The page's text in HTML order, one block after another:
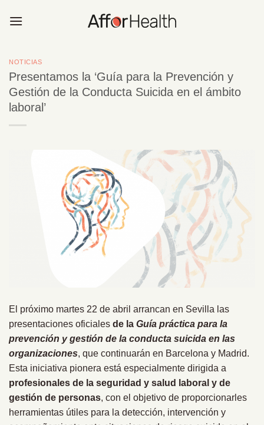
NOTICIAS
Presentamos la ‘Guía para la Prevención y
Gestión de la Conducta Suicida en el ámbito
laboral’
El próximo martes 22 de abril arrancan en Sevilla las
presentaciones oficiales de la Guía práctica para la
prevención y gestión de la conducta suicida en las
organizaciones, que continuarán en Barcelona y Madrid.
Esta iniciativa pionera está especialmente dirigida a
profesionales de la seguridad y salud laboral y de
gestión de personas, con el objetivo de proporcionarles
herramientas útiles para la detección, intervención y